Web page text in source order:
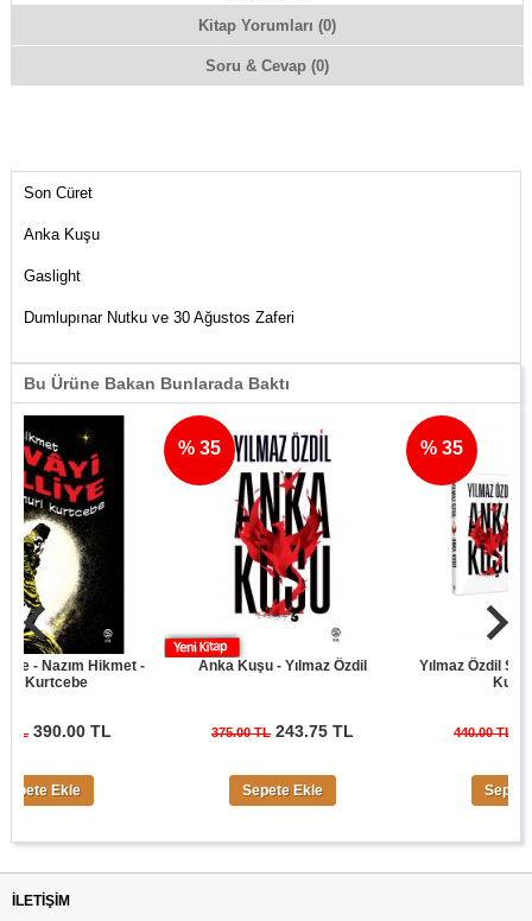
Kitap Yorumları (0)
Soru & Cevap (0)
Son Cüret
Anka Kuşu
Gaslight
Dumlupınar Nutku ve 30 Ağustos Zaferi
Bu Ürüne Bakan Bunlarada Baktı
Hikmet -
TL
Ekle
Anka Kuşu - Yılmaz Özdil
375.00 TL 243.75 TL
% 35
Sepete Ekle
Yılmaz Özdil Son
Kuşu Seti
440.00 TL
% 35
Sepete Ekle
İLETIŞIM